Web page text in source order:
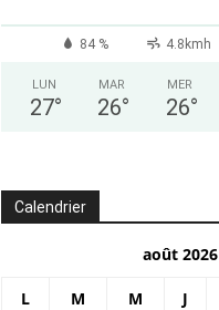
84 % 4.8kmh
LUN
27°
MAR
26°
MER
26°
Calendrier
août 2026
L M M J